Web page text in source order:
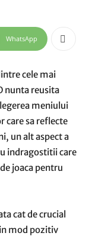
WhatsApp
cele mai
nunta reusita
meniului
care sa reflecte
un alt aspect a
indragostitii care
joaca pentru
cat de crucial
mod pozitiv